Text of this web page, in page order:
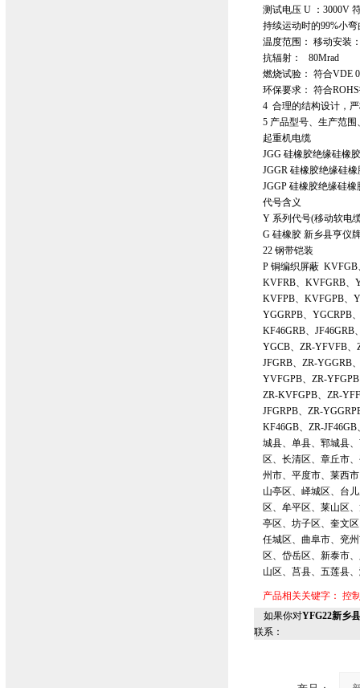
测试电压 U ：3000V
持续运动时的99%小
温度范围： 移动安
抗辐射： 80Mrad
燃烧试验： 符合VDE
环保要求： 符合
4 合理的结构设计，
5 产品型号、生产范
起重机电缆
JGG 硅橡胶绝缘硅橡
JGGR 硅橡胶绝缘硅
JGGP 硅橡胶绝缘硅
代号含义
Y 系列代号(移动软电
G 硅橡胶 新乡县亨仪
22 钢带铠装
P 铜编织屏蔽 KVFGB
KVFRB、KVFGRB、
KVFPB、KVFGPB、
YGGRPB、YGCRPB
KF46GRB、
YGCB、ZR-YFVFB、
JFGRB、ZR-YGGRB
YVFGPB、ZR-
ZR-KVFGPB、ZR-
JFGRPB、ZR-
KF46GB、ZR-
城县、单县、郓城县
区、长清区、章丘市
州市、平度市、莱西
山亭区、峄城区、台
区、牟平区、莱山区
亭区、坊子区、奎文
任城区、曲阜市、兖
区、岱岳区、新泰市
山区、莒县、五莲县
产品相关关键字： 控
如果你对YFG22新乡
联系：